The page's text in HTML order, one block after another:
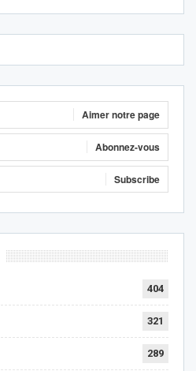
Aimer notre page
Abonnez-vous
Subscribe
404
321
289